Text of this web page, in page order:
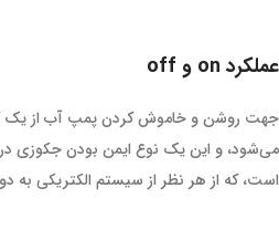
عملکرد on و off
جهت روشن و خاموش کردن پمپ آب از یک
می‌شود، و این یک نوع ایمن بودن جکوزی
است، که از هر نظر از سیستم الکتریکی به